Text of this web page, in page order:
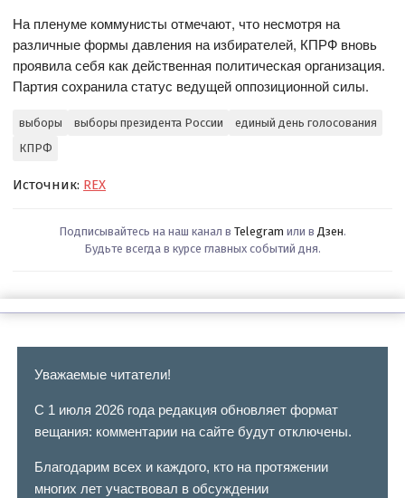
На пленуме коммунисты отмечают, что несмотря на
различные формы давления на избирателей, КПРФ вновь
проявила себя как действенная политическая организация.
Партия сохранила статус ведущей оппозиционной силы.
выборы выборы президента России
единый день голосования
КПРФ
Источник: REX
Подписывайтесь на наш канал в Telegram или в Дзен.
Будьте всегда в курсе главных событий дня.
Уважаемые читатели!
С 1 июля 2026 года редакция обновляет формат
вещания: комментарии на сайте будут отключены.
Благодарим всех и каждого, кто на протяжении
многих лет участвовал в обсуждении